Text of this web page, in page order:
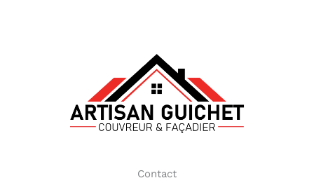
Contact